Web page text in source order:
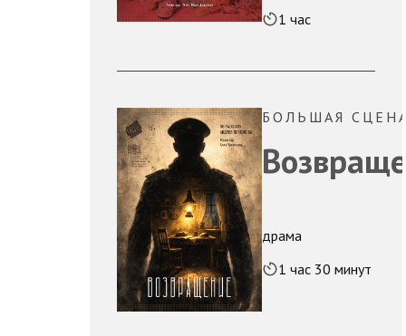
1 час
БОЛЬШАЯ
драма
1 час 30 минут